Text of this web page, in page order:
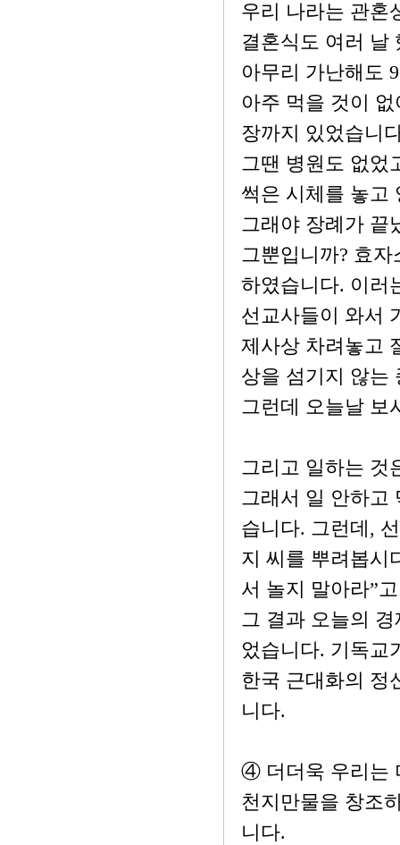
우리 나라는 관혼
결혼식도 여러 날
아무리 가난해도
아주 먹을 것이
장까지 있었습니
그땐 병원도 없었
썩은 시체를 놓고
그래야 장례가 끝
그뿐입니까? 효
하였습니다. 이러
선교사들이 와서
제사상 차려놓고
상을 섬기지 않는
그런데 오늘날 보
그리고 일하는 것
그래서 일 안하고
습니다. 그런데,
지 씨를 뿌려봅시
서 놀지 말아라”
그 결과 오늘의
었습니다. 기독교
한국 근대화의 정
니다.
④ 더더욱 우리는
천지만물을 창조
니다.